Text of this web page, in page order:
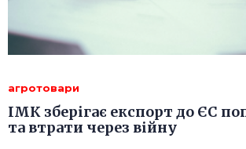
агротовари
ІМК зберігає експорт до ЄС
та втрати через війну